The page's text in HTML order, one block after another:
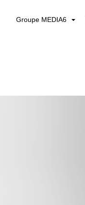
Groupe MEDIA6